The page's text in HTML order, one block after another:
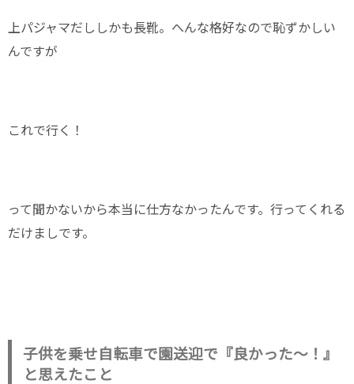
上パジャマだししかも長靴。へんな格好なので恥ずかしい
んですが
これで行く！
って聞かないから本当に仕方なかったんです。行ってくれる
だけましです。
子供を乗せ自転車で園送迎で『良かった〜！』
と思えたこと